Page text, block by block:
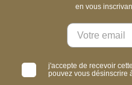
en vous
j'accepte de recevoir
pouvez vous désinscrire